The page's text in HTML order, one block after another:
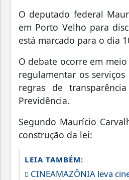
O deputado federal
em Porto Velho para
está marcado para o dia
O debate ocorre em
regulamentar os
regras de
Previdência.
Segundo Maurício
construção da lei:
LEIA TAMBÉM:
CINEAMAZÔNIA leva